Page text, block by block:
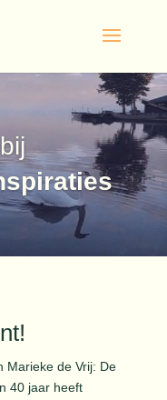
Marieke de Vrij: De
40 jaar heeft